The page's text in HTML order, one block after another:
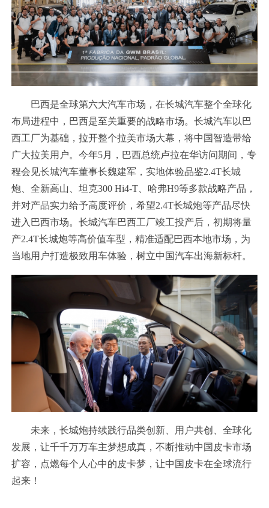
巴西是全球第六大汽车市场，在长城汽车整个全球化
布局进程中，巴西是至关重要的战略市场。长城汽车以巴
西工厂为基础，拉开整个拉美市场大幕，将中国智造带给
广大拉美用户。今年5月，巴西总统卢拉在华访问期间，专
程会见长城汽车董事长魏建军，实地体验品鉴2.4T长城
炮、全新高山、坦克300 Hi4-T、哈弗H9等多款战略产品，
并对产品实力给予高度评价，希望2.4T长城炮等产品尽快
进入巴西市场。长城汽车巴西工厂竣工投产后，初期将量
产2.4T长城炮等高价值车型，精准适配巴西本地市场，为
当地用户打造极致用车体验，树立中国汽车出海新标杆。
未来，长城炮持续践行品类创新、用户共创、全球化
发展，让千千万万车主梦想成真，不断推动中国皮卡市场
扩容，点燃每个人心中的皮卡梦，让中国皮卡在全球流行
起来！